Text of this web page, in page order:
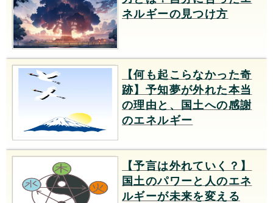
ネルギーの見つけ方
【何も起こらなかった奇
跡】予知夢が外れた本当
の理由と、国土への感謝
のエネルギー
【予言は外れていく？】
国土のパワーと人のエネ
ルギーが未来を変える